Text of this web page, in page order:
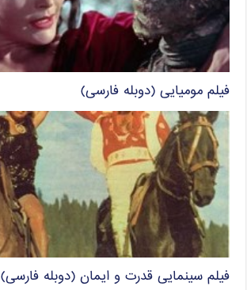
فیلم مومیایی (دوبله فارسی)
فیلم سینمایی قدرت و ایمان (دوبله فارسی)